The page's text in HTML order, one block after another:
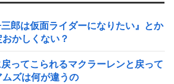
三郎は仮面ライダーになりたい』とか
かしくない？
ってこられるマクラーレンと戻って
ズは何が違うの